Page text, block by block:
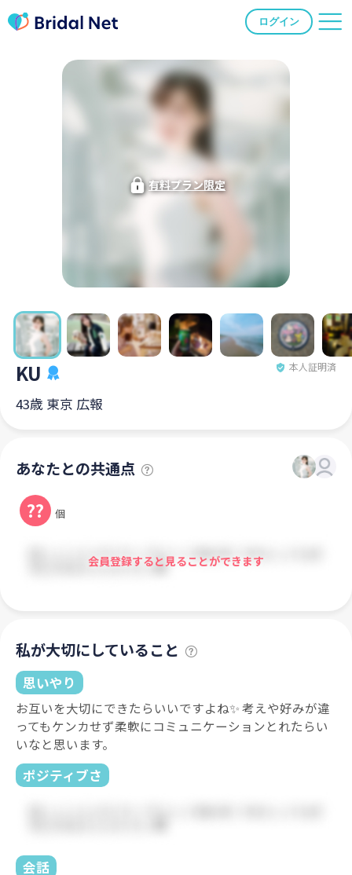
ログイン
有料プラン限定
KU 本人証明済
43歳 東京 広報
あなたとの共通点
?? 個
会員登録すると見ることができます
私が大切にしていること
思いやり
お互いを大切にできたらいいですよね✨ 考えや好みが違
ってもケンカせず柔軟にコミュニケーションとれたらい
いなと思います。
ポジティブさ
会話